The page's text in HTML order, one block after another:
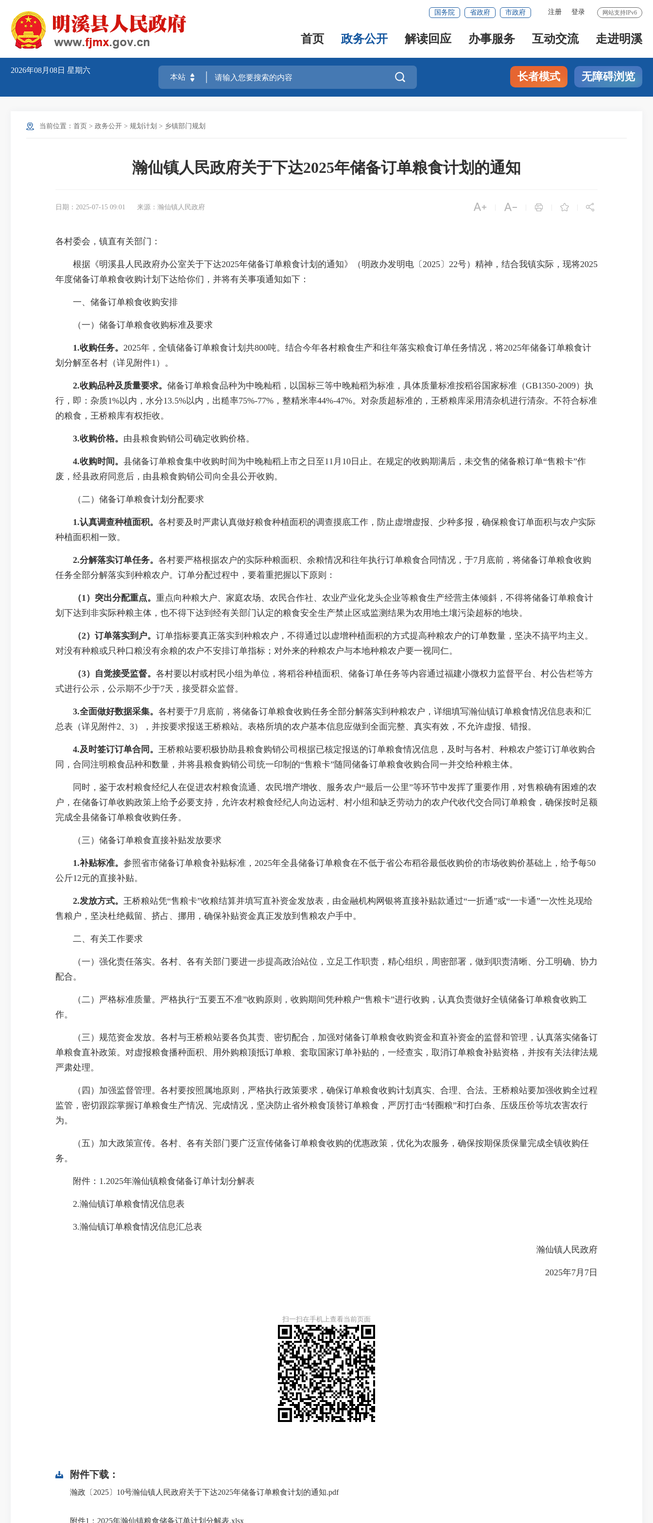
网站支持IPv6
注册 登录
国务院 省政府 市政府
首页 政务公开 解读回应 办事服务 互动交流 走进明溪
2026年08月08日 星期六
 长者模式 无障碍浏览
当前位置： 首页 > 政务公开 > 规划计划 > 乡镇部门规划
瀚仙镇人民政府关于下达2025年储备订单粮食计划的通知
日期：2025-07-15 09:01 来源：瀚仙镇人民政府     
各村委会，镇直有关部门：
根据《明溪县人民政府办公室关于下达2025年储备订单粮食计划的通知》（明政办发明电〔2025〕22号）精神，结合我镇实际，现将2025
年度储备订单粮食收购计划下达给你们，并将有关事项通知如下：
一、储备订单粮食收购安排
（一）储备订单粮食收购标准及要求
1.收购任务。 2025年，全镇储备订单粮食计划共800吨。结合今年各村粮食生产和往年落实粮食订单任务情况，将2025年储备订单粮食计
划分解至各村（详见附件1）。
2.收购品种及质量要求。 储备订单粮食品种为中晚籼稻，以国标三等中晚籼稻为标准，具体质量标准按稻谷国家标准（GB1350-2009）执
行，即：杂质1%以内，水分13.5%以内，出糙率75%-77%，整精米率44%-47%。对杂质超标准的，王桥粮库采用清杂机进行清杂。不符合标准
的粮食，王桥粮库有权拒收。
3.收购价格。 由县粮食购销公司确定收购价格。
4.收购时间 。 县储备订单粮食集中收购时间为中晚籼稻上市之日至11月10日止。在规定的收购期满后，未交售的储备粮订单“售粮卡”作
废，经县政府同意后，由县粮食购销公司向全县公开收购。
（二）储备订单粮食计划分配要求
1.认真调查种植面积。 各村要及时严肃认真做好粮食种植面积的调查摸底工作，防止虚增虚报、少种多报，确保粮食订单面积与农户实际
种植面积相一致。
2.分解落实订单任务。 各村要严格根据农户的实际种粮面积、余粮情况和往年执行订单粮食合同情况，于7月底前，将储备订单粮食收购
任务全部分解落实到种粮农户。订单分配过程中，要着重把握以下原则：
（1）突出分配重点。 重点向种粮大户、家庭农场、农民合作社、农业产业化龙头企业等粮食生产经营主体倾斜，不得将储备订单粮食计
划下达到非实际种粮主体，也不得下达到经有关部门认定的粮食安全生产禁止区或监测结果为农用地土壤污染超标的地块。
（2）订单落实到户。 订单指标要真正落实到种粮农户，不得通过以虚增种植面积的方式提高种粮农户的订单数量，坚决不搞平均主义。
对没有种粮或只种口粮没有余粮的农户不安排订单指标；对外来的种粮农户与本地种粮农户要一视同仁。
（3）自觉接受监督。 各村要以村或村民小组为单位，将稻谷种植面积、储备订单任务等内容通过福建小微权力监督平台、村公告栏等方
式进行公示，公示期不少于7天，接受群众监督。
3.全面做好数据采集。 各村要于7月底前，将储备订单粮食收购任务全部分解落实到种粮农户，详细填写瀚仙镇订单粮食情况信息表和汇
总表（详见附件2、3），并按要求报送王桥粮站。表格所填的农户基本信息应做到全面完整、真实有效，不允许虚报、错报。
4.及时签订订单合同。 王桥粮站要积极协助县粮食购销公司根据已核定报送的订单粮食情况信息，及时与各村、种粮农户签订订单收购合
同，合同注明粮食品种和数量，并将县粮食购销公司统一印制的“售粮卡”随同储备订单粮食收购合同一并交给种粮主体。
同时，鉴于农村粮食经纪人在促进农村粮食流通、农民增产增收、服务农户“最后一公里”等环节中发挥了重要作用，对售粮确有困难的农
户，在储备订单收购政策上给予必要支持，允许农村粮食经纪人向边远村、村小组和缺乏劳动力的农户代收代交合同订单粮食，确保按时足额
完成全县储备订单粮食收购任务。
（三）储备订单粮食直接补贴发放要求
1.补贴标准。 参照省市储备订单粮食补贴标准，2025年全县储备订单粮食在不低于省公布稻谷最低收购价的市场收购价基础上，给予每50
公斤12元的直接补贴。
2.发放方式。 王桥粮站凭“售粮卡”收粮结算并填写直补资金发放表，由金融机构网银将直接补贴款通过“一折通”或“一卡通”一次性兑现给
售粮户，坚决杜绝截留、挤占、挪用，确保补贴资金真正发放到售粮农户手中。
二、有关工作要求
（一）强化责任落实。各村、各有关部门要进一步提高政治站位，立足工作职责，精心组织，周密部署，做到职责清晰、分工明确、协力
配合。
（二）严格标准质量。严格执行“五要五不准”收购原则，收购期间凭种粮户“售粮卡”进行收购，认真负责做好全镇储备订单粮食收购工
作。
（三）规范资金发放。各村与王桥粮站要各负其责、密切配合，加强对储备订单粮食收购资金和直补资金的监督和管理，认真落实储备订
单粮食直补政策。对虚报粮食播种面积、用外购粮顶抵订单粮、套取国家订单补贴的，一经查实，取消订单粮食补贴资格，并按有关法律法规
严肃处理。
（四）加强监督管理。各村要按照属地原则，严格执行政策要求，确保订单粮食收购计划真实、合理、合法。王桥粮站要加强收购全过程
监管，密切跟踪掌握订单粮食生产情况、完成情况，坚决防止省外粮食顶替订单粮食，严厉打击“转圈粮”和打白条、压级压价等坑农害农行
为。
（五）加大政策宣传。各村、各有关部门要广泛宣传储备订单粮食收购的优惠政策，优化为农服务，确保按期保质保量完成全镇收购任
务。
附件：1.2025年瀚仙镇粮食储备订单计划分解表
2.瀚仙镇订单粮食情况信息表
3.瀚仙镇订单粮食情况信息汇总表
瀚仙镇人民政府
2025年7月7日
扫一扫在手机上查看当前页面
附件下载：
瀚政〔2025〕10号瀚仙镇人民政府关于下达2025年储备订单粮食计划的通知.pdf
附件1：2025年瀚仙镇粮食储备订单计划分解表.xlsx